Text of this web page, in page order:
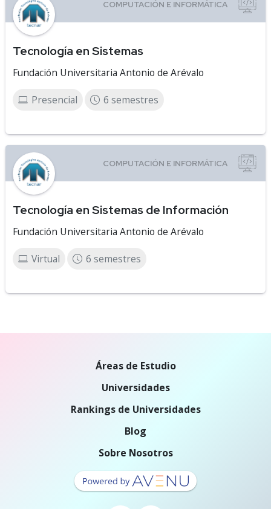
Tecnología en Sistemas
Fundación Universitaria Antonio de Arévalo
Presencial 6 semestres
Tecnología en Sistemas de Información
Fundación Universitaria Antonio de Arévalo
Virtual 6 semestres
Áreas de Estudio
Universidades
Rankings de Universidades
Blog
Sobre Nosotros